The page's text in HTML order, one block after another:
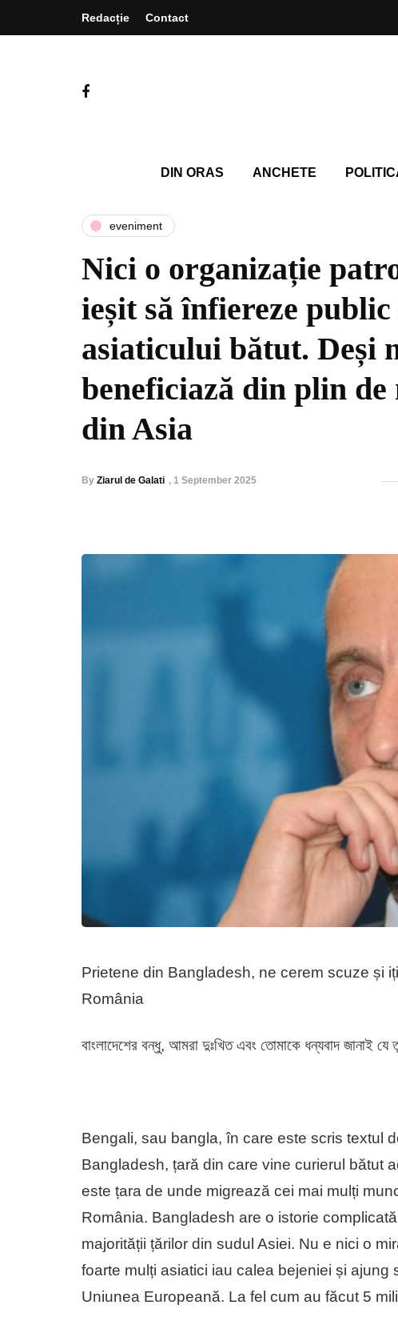
Redacție Contact
DIN ORAS ANCHETE
eveniment
Nici o organizație
ieșit să înfiereze
asiaticului bătut. Deși
beneficiază din plin
din Asia
By Ziarul de Galati , 1 September 2025
Prietene din Bangladesh, ne cerem scuze și
România
বাংলাদেশের বন্ধু, আমরা দুঃখিত এবং তোমাকে ধন্যবাদ জানাই
Bengali, sau bangla, în care este scris textul
Bangladesh, țară din care vine curierul bătut
este țara de unde migrează cei mai mulți
România. Bangladesh are o istorie
majorității țărilor din sudul Asiei. Nu e nici o
foarte mulți asiatici iau calea bejeniei și ajung
Uniunea Europeană. La fel cum au făcut 5